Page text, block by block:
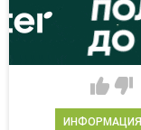
ИНФОРМАЦИЯ